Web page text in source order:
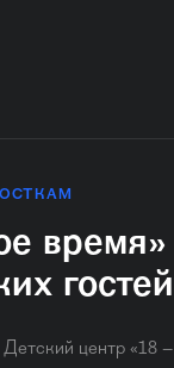
центр «18 –